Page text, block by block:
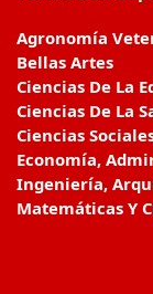
Agronomía
Bellas Artes
Ciencias De La
Ciencias De La
Ciencias
Economía,
Ingeniería,
Matemáticas Y